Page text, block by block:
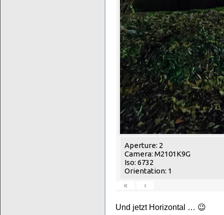
Aperture: 2
Camera: M2101K9G
Iso: 6732
Orientation: 1
«
‹
Und jetzt Horizontal … 😉